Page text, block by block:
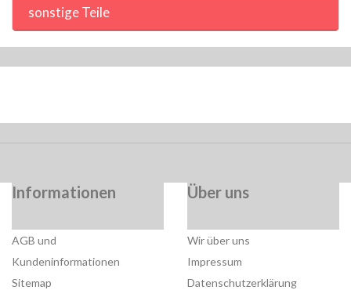
sonstige Teile
Informationen
AGB und
Kundeninformationen
Sitemap
Über uns
Wir über uns
Impressum
Datenschutzerklärung